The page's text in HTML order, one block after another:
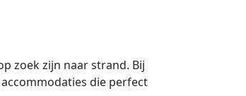
zoek zijn naar strand. Bij
die perfect